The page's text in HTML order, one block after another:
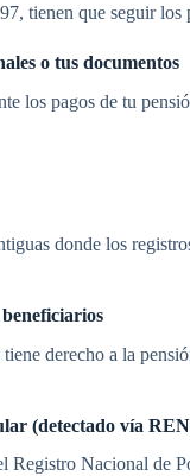
tienen que seguir
o tus documentos
los pagos de tu
donde los
derecho a la
(detectado vía
Registro Nacional de